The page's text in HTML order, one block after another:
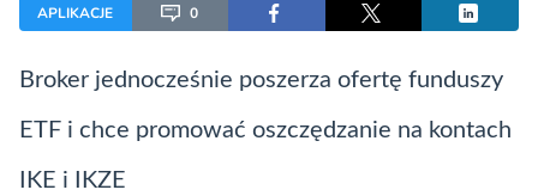
APLIKACJE 0
Broker jednocześnie poszerza ofertę funduszy
ETF i chce promować oszczędzanie na kontach
IKE i IKZE